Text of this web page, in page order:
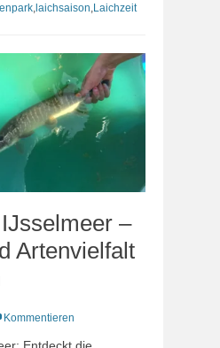
laichsaison Laichzeit
–
Artenvielfalt
Kommentieren